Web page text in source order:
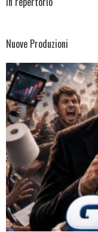
Nuove Produzioni